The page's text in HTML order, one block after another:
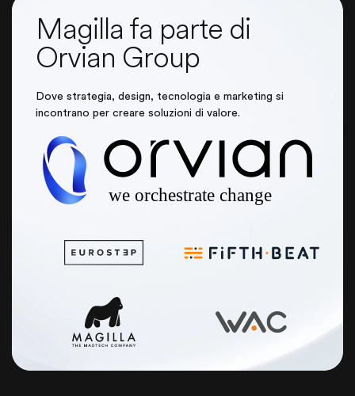
Magilla fa parte di
Orvian Group
Dove strategia, design, tecnologia e marketing si
incontrano per creare soluzioni di valore.